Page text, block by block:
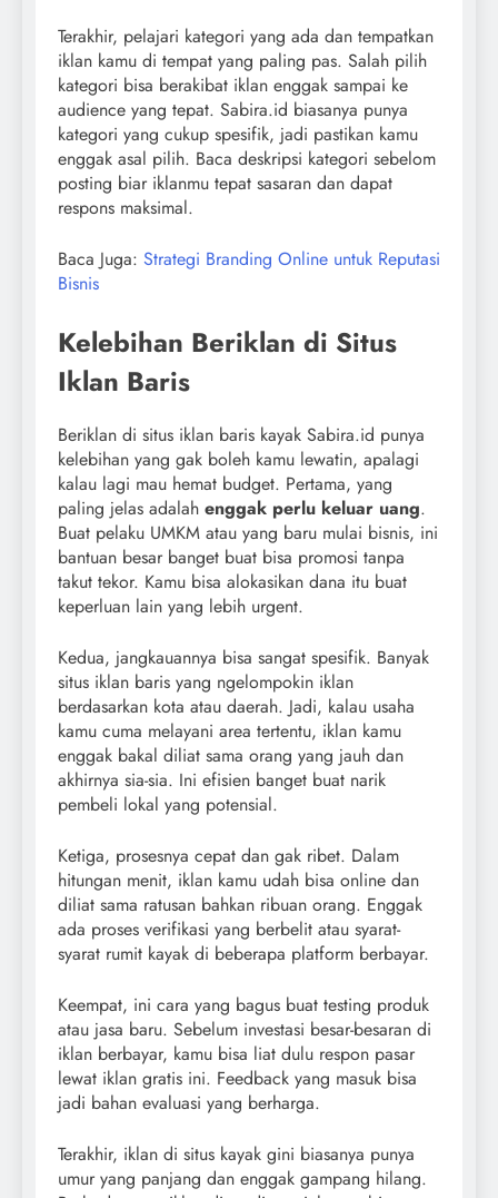
Terakhir, pelajari kategori yang ada dan tempatkan
iklan kamu di tempat yang paling pas. Salah pilih
kategori bisa berakibat iklan enggak sampai ke
audience yang tepat. Sabira.id biasanya punya
kategori yang cukup spesifik, jadi pastikan kamu
enggak asal pilih. Baca deskripsi kategori sebelom
posting biar iklanmu tepat sasaran dan dapat
respons maksimal.
Baca Juga: Strategi Branding Online untuk Reputasi
Bisnis
Kelebihan Beriklan di Situs
Iklan Baris
Beriklan di situs iklan baris kayak Sabira.id punya
kelebihan yang gak boleh kamu lewatin, apalagi
kalau lagi mau hemat budget. Pertama, yang
paling jelas adalah enggak perlu keluar uang.
Buat pelaku UMKM atau yang baru mulai bisnis, ini
bantuan besar banget buat bisa promosi tanpa
takut tekor. Kamu bisa alokasikan dana itu buat
keperluan lain yang lebih urgent.
Kedua, jangkauannya bisa sangat spesifik. Banyak
situs iklan baris yang ngelompokin iklan
berdasarkan kota atau daerah. Jadi, kalau usaha
kamu cuma melayani area tertentu, iklan kamu
enggak bakal diliat sama orang yang jauh dan
akhirnya sia-sia. Ini efisien banget buat narik
pembeli lokal yang potensial.
Ketiga, prosesnya cepat dan gak ribet. Dalam
hitungan menit, iklan kamu udah bisa online dan
diliat sama ratusan bahkan ribuan orang. Enggak
ada proses verifikasi yang berbelit atau syarat-
syarat rumit kayak di beberapa platform berbayar.
Keempat, ini cara yang bagus buat testing produk
atau jasa baru. Sebelum investasi besar-besaran di
iklan berbayar, kamu bisa liat dulu respon pasar
lewat iklan gratis ini. Feedback yang masuk bisa
jadi bahan evaluasi yang berharga.
Terakhir, iklan di situs kayak gini biasanya punya
umur yang panjang dan enggak gampang hilang.